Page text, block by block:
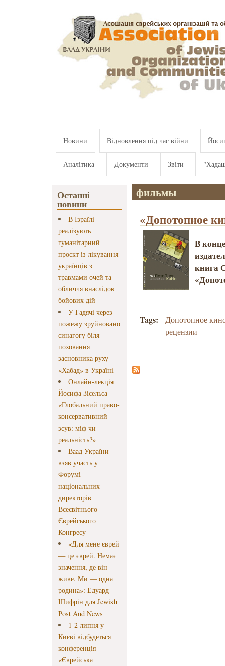
Новини Відновлення під час війни
Аналітика Документи Звіти
Останні
новини
В Ізраїлі
реалізують
гуманітарний
проєкт із лікування
українців з
травмами очей та
обличчя внаслідок
бойових дій
У Гадячі через
пожежу зруйновано
синагогу біля
поховання
засновника руху
«Хабад» в Україні
Онлайн-лекція
Йосифа Зісельса
«Глобальний право-
консервативний
зсув: міф чи
реальність?»
Ваад України
взяв участь у
Форумі
національних
директорів
Всесвітнього
Єврейського
Конгресу
«Для мене єврей
— це єврей. Немає
значення, де він
живе. Ми — одна
родина»: Едуард
Шифрін для Jewish
Post And News
1-2 липня у
Києві відбудеться
конференція
«Єврейська
фильмы
«Допотопное
В
книга
Tags:
Допотопное
рецензии